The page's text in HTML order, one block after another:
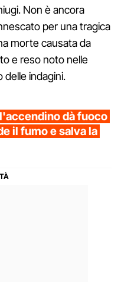
Non è ancora
per una tragica
morte causata da
e reso noto nelle
delle indagini.
dà fuoco
il fumo e salva la